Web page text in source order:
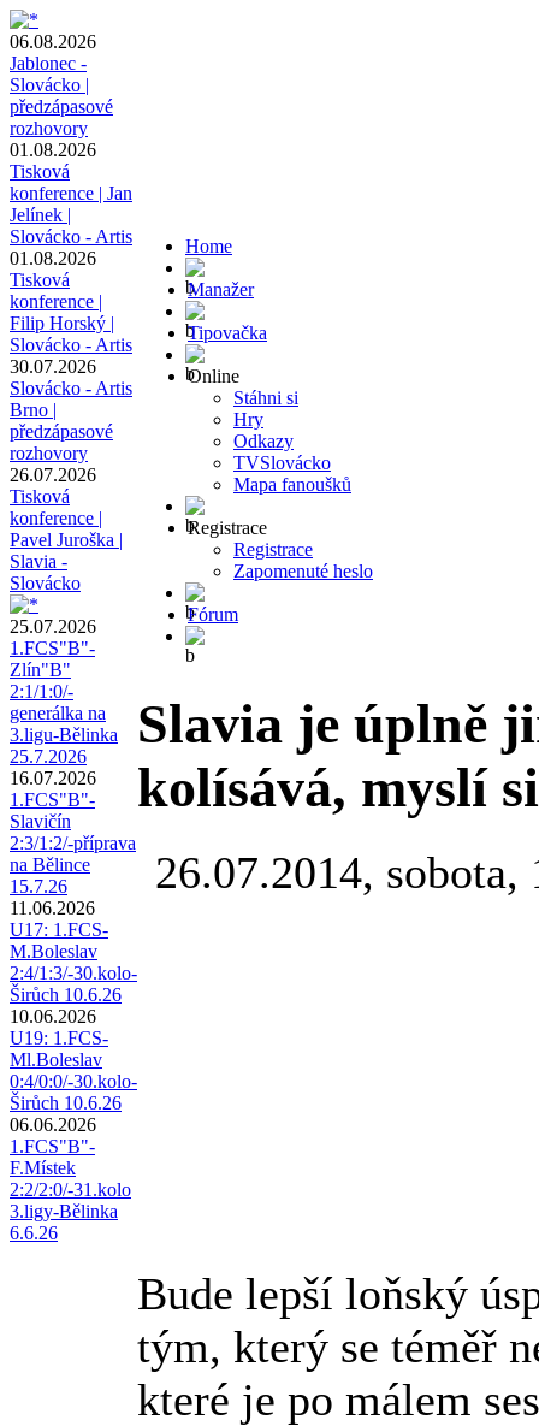
06.08.2026
Jablonec -
Slovácko |
předzápasové
rozhovory
01.08.2026
Tisková
konference | Jan
Jelínek |
Slovácko - Artis
01.08.2026
Tisková
konference |
Filip Horský |
Slovácko - Artis
30.07.2026
Slovácko - Artis
Brno |
předzápasové
rozhovory
26.07.2026
Tisková
konference |
Pavel Juroška |
Slavia -
Slovácko
25.07.2026
1.FCS"B"-
Zlín"B"
2:1/1:0/-
generálka na
3.ligu-Bělinka
25.7.2026
16.07.2026
1.FCS"B"-
Slavičín
2:3/1:2/-příprava
na Bělince
15.7.26
11.06.2026
U17: 1.FCS-
M.Boleslav
2:4/1:3/-30.kolo-
Širůch 10.6.26
10.06.2026
U19: 1.FCS-
Ml.Boleslav
0:4/0:0/-30.kolo-
Širůch 10.6.26
06.06.2026
1.FCS"B"-
F.Místek
2:2/2:0/-31.kolo
3.ligy-Bělinka
6.6.26
Home
Manažer
Tipovačka
Online
Stáhni si
Hry
Odkazy
TVSlovácko
Mapa fanoušků
Registrace
Registrace
Zapomenuté heslo
Fórum
Slavia je úplně
kolísává, myslí
26.07.2014, sobota,
Bude lepší loňský
tým, který se téměř
které je po málem